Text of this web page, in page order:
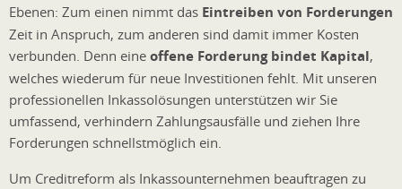
Ebenen: Zum einen nimmt das Eintreiben von Forderungen
Zeit in Anspruch, zum anderen sind damit immer Kosten
verbunden. Denn eine offene Forderung bindet Kapital,
welches wiederum für neue Investitionen fehlt. Mit unseren
professionellen Inkassolösungen unterstützen wir Sie
umfassend, verhindern Zahlungsausfälle und ziehen Ihre
Forderungen schnellstmöglich ein.
Um Creditreform als Inkassounternehmen beauftragen zu